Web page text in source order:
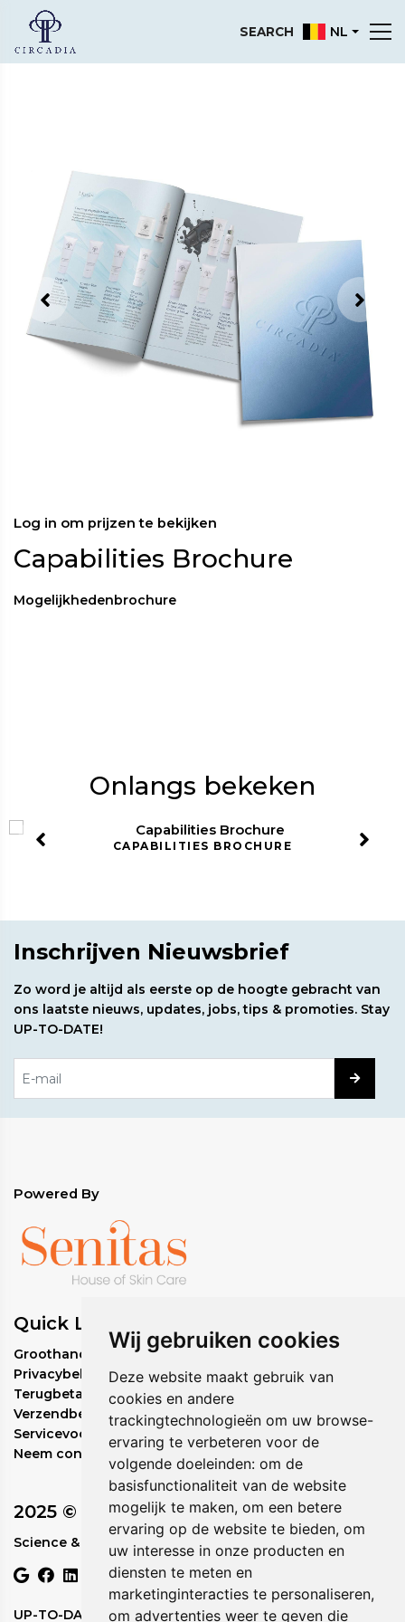
Wij gebruiken cookies
Deze website maakt gebruik van
cookies en andere
trackingtechnologieën om uw browse-
ervaring te verbeteren voor de
volgende doeleinden: om de
basisfunctionaliteit van de website
mogelijk te maken, om een betere
ervaring op de website te bieden, om
uw interesse in onze producten en
diensten te meten en
marketinginteracties te personaliseren,
om advertenties weer te geven die
SEARCH NL
Log in om prijzen te bekijken
Capabilities Brochure
Mogelijkhedenbrochure
Onlangs bekeken
BROCHURE
Inschrijven Nieuwsbrief
Zo word je altijd als eerste op de hoogte gebracht van
ons laatste nieuws, updates, jobs, tips & promoties. Stay
UP-TO-DATE!
Powered By
Quick Links
Groothandel bestelbeleid
Privacybeleid
Terugbetalingsbeleid
Verzendbeleid
Servicevoorwaarden
Neem contact met ons op
2025 © Circadia
Science & Nature in Perfect Rhythm.
UP-TO-DATE WebDesign